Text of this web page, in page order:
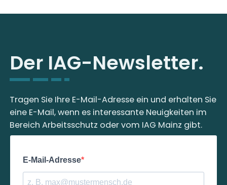
Der IAG-Newsletter.
Tragen Sie Ihre E-Mail-Adresse ein und erhalten Sie
eine E-Mail, wenn es interessante Neuigkeiten im
Bereich Arbeitsschutz oder vom IAG Mainz gibt.